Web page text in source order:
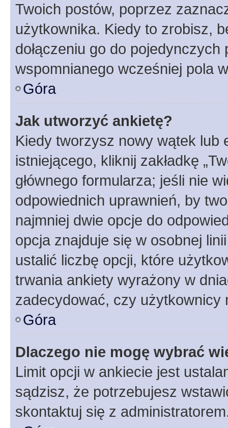
Twoich postów, poprzez
użytkownika. Kiedy to zrobisz,
dołączeniu go do
wspomnianego wcześniej pola
Góra
Jak utworzyć ankietę?
Kiedy tworzysz nowy wątek lub
istniejącego, kliknij zakładkę
głównego formularza; jeśli nie
odpowiednich uprawnień, by
najmniej dwie opcje do
opcja znajduje się w osobnej
ustalić liczbę opcji, które
trwania ankiety wyrażony w
zadecydować, czy użytkownicy
Góra
Dlaczego nie mogę wybrać
Limit opcji w ankiecie jest
sądzisz, że potrzebujesz
skontaktuj się z